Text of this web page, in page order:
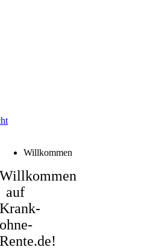
Willkommen
Willkommen
auf
Krank-
ohne-
Rente.de!